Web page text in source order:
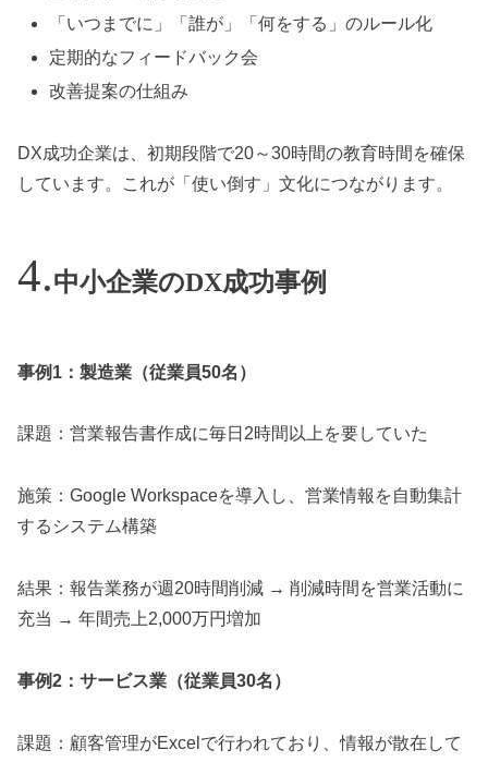
「いつまでに」「誰が」「何をする」のルール化
定期的なフィードバック会
改善提案の仕組み
DX成功企業は、初期段階で20～30時間の教育時間を確保
しています。これが「使い倒す」文化につながります。
中小企業のDX成功事例
事例1：製造業（従業員50名）
課題：営業報告書作成に毎日2時間以上を要していた
施策：Google Workspaceを導入し、営業情報を自動集計
するシステム構築
結果：報告業務が週20時間削減 → 削減時間を営業活動に
充当 → 年間売上2,000万円増加
事例2：サービス業（従業員30名）
課題：顧客管理がExcelで行われており、情報が散在して